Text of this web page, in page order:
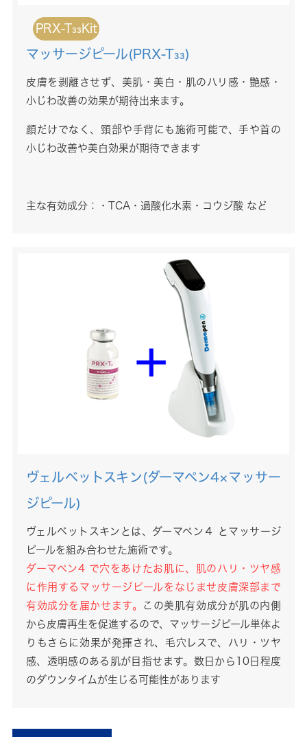
PRX-T₃₃Kit
マッサージピール(PRX-T₃₃)
皮膚を剥離させず、美肌・美白・肌のハリ感・艶感・
小じわ改善の効果が期待出来ます。
顔だけでなく、頸部や手背にも施術可能で、手や首の
小じわ改善や美白効果が期待できます
主な有効成分：・TCA・過酸化水素・コウジ酸 など
ヴェルベットスキン(ダーマペン4×マッサー
ジピール)
ヴェルベットスキンとは、ダーマペン４ とマッサージ
ピールを組み合わせた施術です。
ダーマペン4 で穴をあけたお肌に、肌のハリ・ツヤ感
に作用するマッサージピールをなじませ皮膚深部まで
有効成分を届かせます。
この美肌有効成分が肌の内側
から皮膚再生を促進するので、マッサージピール単体よ
りもさらに効果が発揮され、毛穴レスで、ハリ・ツヤ
感、透明感のある肌が目指せます。数日から10日程度
のダウンタイムが生じる可能性があります